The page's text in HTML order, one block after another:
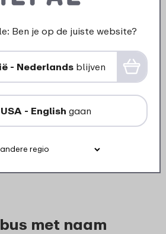
personaliseren
voor school of werk? Met
kun je eenvoudig eenbrooddoos
bij jou past. Voeg je eigen
toe, zodat je altijd een
brooddoos hebt. Zo wordt
praktisch, maar ook een stukje
met naam
Ben je op de juiste website?
- Nederlands blijven
USA - English gaan